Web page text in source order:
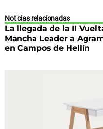
Noticias relacionadas
La llegada de la II
Mancha Leader a
en Campos de Hellín